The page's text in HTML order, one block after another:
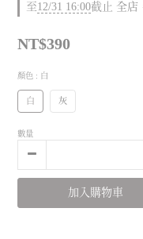
至12/31 16:00截止 全店
NT$390
顏色 : 白
白 灰
數量
加入購物車